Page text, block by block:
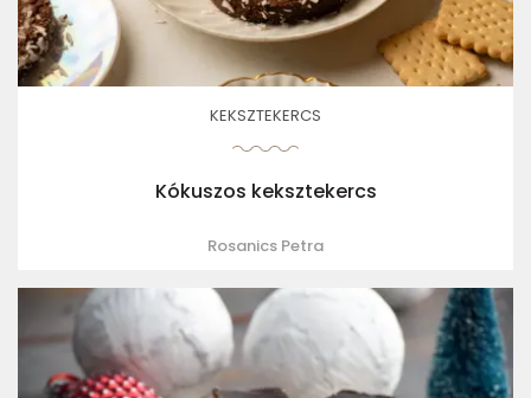
KEKSZTEKERCS
Kókuszos keksztekercs
Rosanics Petra